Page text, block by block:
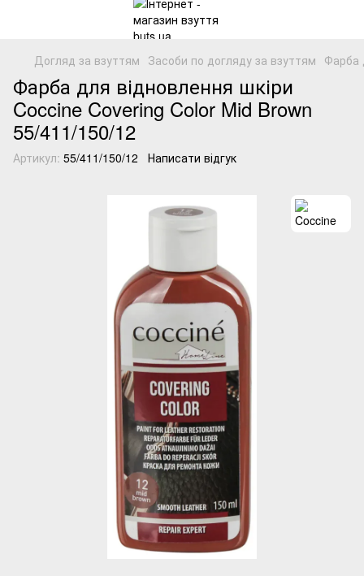
Догляд за взуттям Засоби по догляду за взуттям Фарба
Фарба для відновлення шкіри
Coccine Covering Color Mid Brown
55/411/150/12
Артикул: 55/411/150/12 Написати відгук